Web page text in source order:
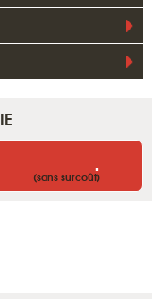
.
(sans surcoût)